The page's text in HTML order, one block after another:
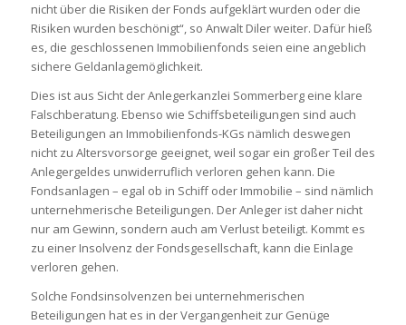
nicht über die Risiken der Fonds aufgeklärt wurden oder die
Risiken wurden beschönigt“, so Anwalt Diler weiter. Dafür hieß
es, die geschlossenen Immobilienfonds seien eine angeblich
sichere Geldanlagemöglichkeit.
Dies ist aus Sicht der Anlegerkanzlei Sommerberg eine klare
Falschberatung. Ebenso wie Schiffsbeteiligungen sind auch
Beteiligungen an Immobilienfonds-KGs nämlich deswegen
nicht zu Altersvorsorge geeignet, weil sogar ein großer Teil des
Anlegergeldes unwiderruflich verloren gehen kann. Die
Fondsanlagen – egal ob in Schiff oder Immobilie – sind nämlich
unternehmerische Beteiligungen. Der Anleger ist daher nicht
nur am Gewinn, sondern auch am Verlust beteiligt. Kommt es
zu einer Insolvenz der Fondsgesellschaft, kann die Einlage
verloren gehen.
Solche Fondsinsolvenzen bei unternehmerischen
Beteiligungen hat es in der Vergangenheit zur Genüge